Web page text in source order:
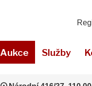
Aukce Služby